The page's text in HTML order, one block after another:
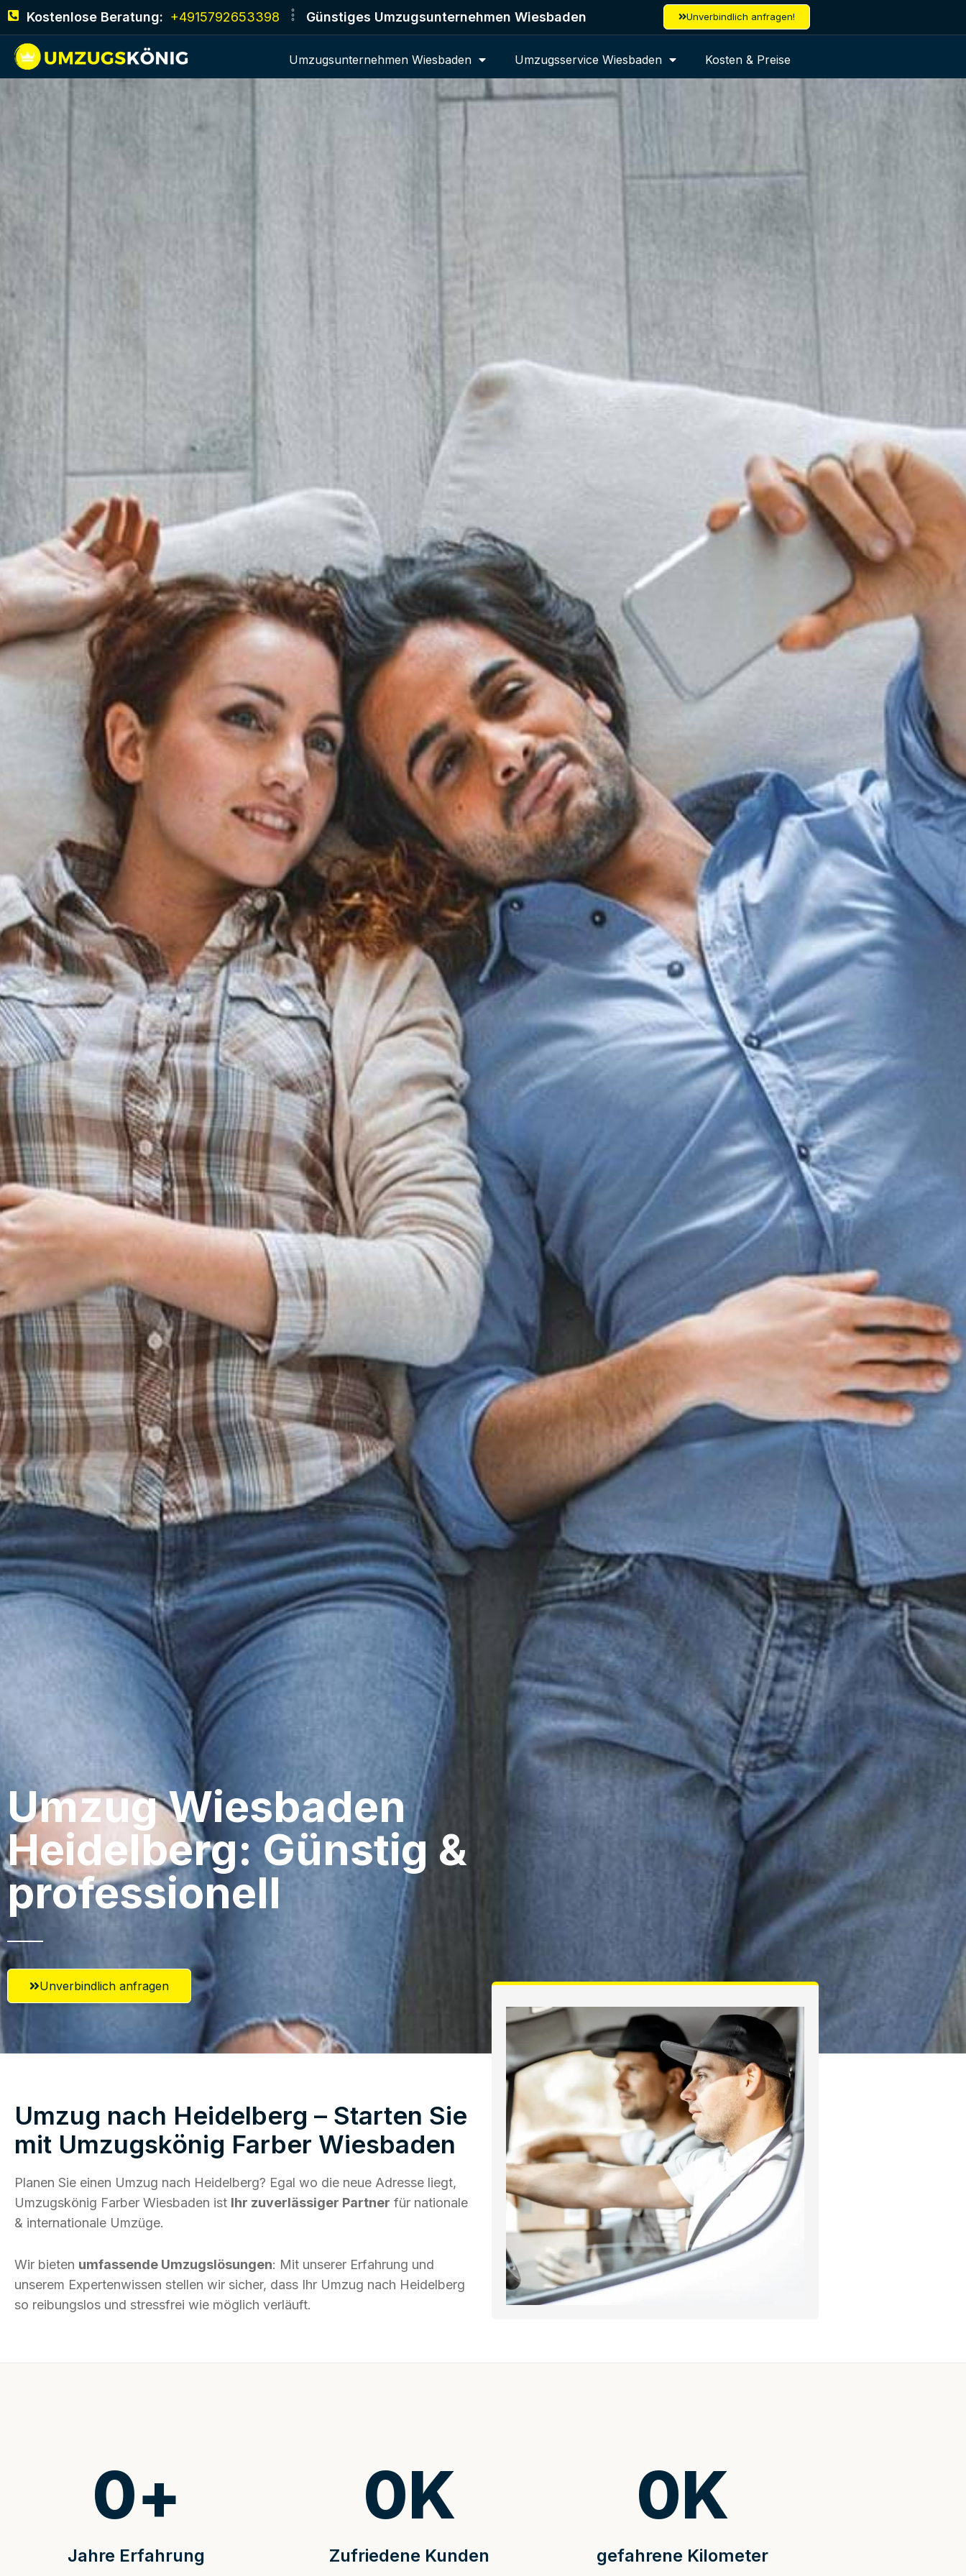
Kostenlose Beratung: +4915792653398 Günstiges Umzugsunternehmen Wiesbaden Unverbindlich anfragen!
Umzugsunternehmen Wiesbaden Umzugsservice Wiesbaden Kosten & Preise
Umzug Wiesbaden​
Heidelberg: Günstig &
professionell​
Unverbindlich anfragen
Umzug nach Heidelberg – Starten Sie
mit Umzugskönig Farber Wiesbaden
Planen Sie einen Umzug nach Heidelberg? Egal wo die neue Adresse liegt,
Umzugskönig Farber Wiesbaden ist Ihr zuverlässiger Partner für nationale
& internationale Umzüge.
Wir bieten umfassende Umzugslösungen: Mit unserer Erfahrung und
unserem Expertenwissen stellen wir sicher, dass Ihr Umzug nach Heidelberg
so reibungslos und stressfrei wie möglich verläuft.
Jahre Erfahrung
0+
Zufriedene Kunden
0K
gefahrene Kilometer
0K